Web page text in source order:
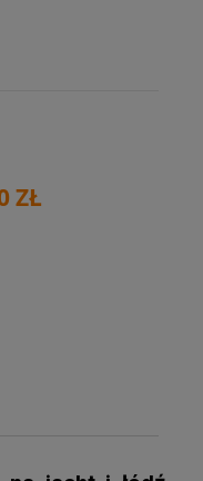
ZŁ